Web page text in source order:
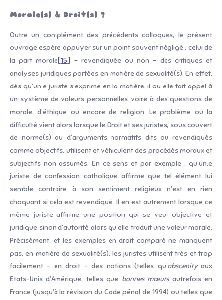
Morale(s) & Droit(s) ?
Outre un complément des précédents colloques, le présent
ouvrage espère appuyer sur un point souvent négligé : celui de
la part morale[15] – revendiquée ou non – des critiques et
analyses juridiques portées en matière de sexualité(s). En effet,
dès qu’un.e juriste s’exprime en la matière, il ou elle fait appel à
un système de valeurs personnelles voire à des questions de
morale, d’éthique ou encore de religion. Le problème ou la
difficulté vient alors lorsque le Droit et ses juristes, sous couvert
de norme(s) ou d’arguments normatifs dits ou revendiqués
comme objectifs, utilisent et véhiculent des procédés moraux et
subjectifs non assumés. En ce sens et par exemple : qu’un.e
juriste de confession catholique affirme que tel élément lui
semble contraire à son sentiment religieux n’est en rien
choquant si cela est revendiqué. Il en est autrement lorsque ce
même juriste affirme une position qui se veut objective et
juridique sinon d’autorité alors qu’elle traduit une valeur morale.
Précisément, et les exemples en droit comparé ne manquent
pas, en matière de sexualité(s), les juristes utilisent très et trop
facilement – en droit – des notions (telles qu’obscenityaux
Etats-Unis d’Amérique, telles que bonnes mœursautrefois en
France (jusqu’à la révision du Code pénal de 1994) ou telles que